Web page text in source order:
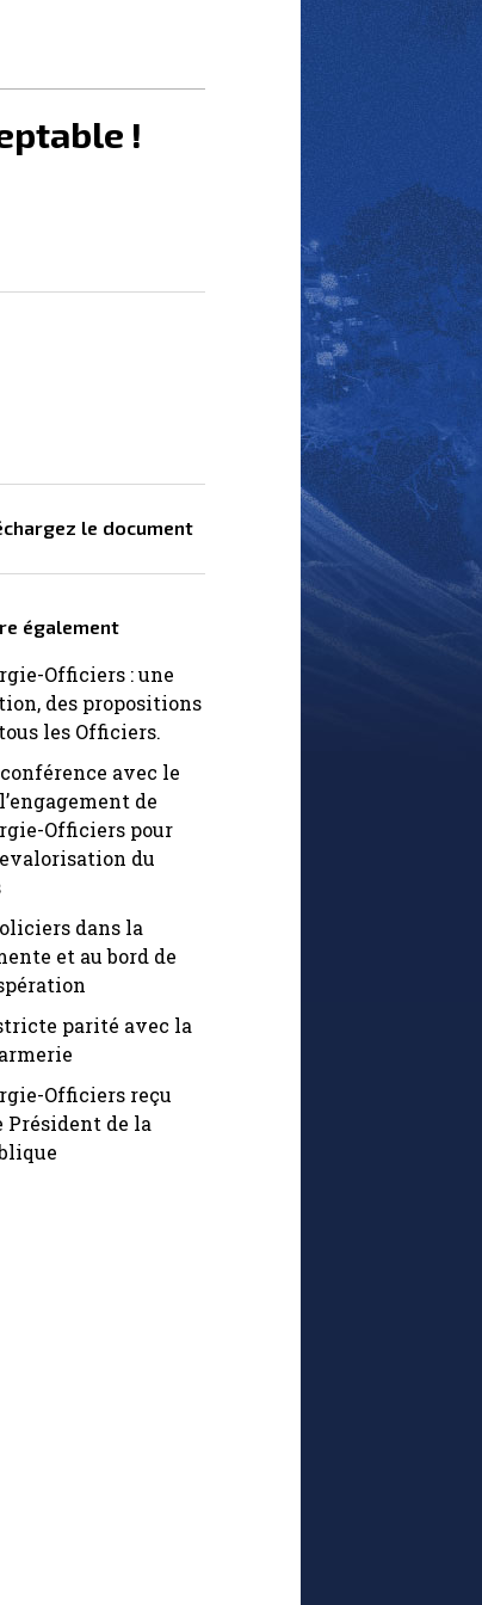
!
le document
également
Officiers : une
des propositions
les Officiers.
avec le
de
Officiers pour
du
dans la
et au bord de
parité avec la
Officiers reçu
Président de la